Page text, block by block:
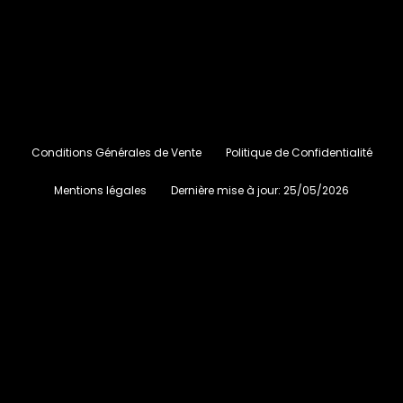
Conditions Générales de Vente Politique de Confidentialité
Mentions légales Dernière mise à jour: 25/05/2026